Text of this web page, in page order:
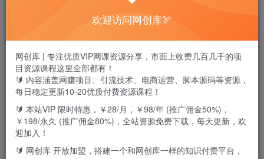
欢迎访问网创库🏹
网创库 | 专注优质VIP网课资源分享，市面上收费几百几千的项
目资源课程这里全部都有！
🔰 内容涵盖网赚项目、引流技术、电商运营、脚本源码等资源，
每日稳定更新10-20优质付费资源课程！
🔰 本站VIP 限时特惠，￥28/月，￥98/年 (推广佣金50%)，
￥198/永久 (推广佣金80%)，全站资源免费下载，每天更新，欢
迎加入！
🔰 网创库 开放加盟，搭建一个和网创库一样的知识付费平台，